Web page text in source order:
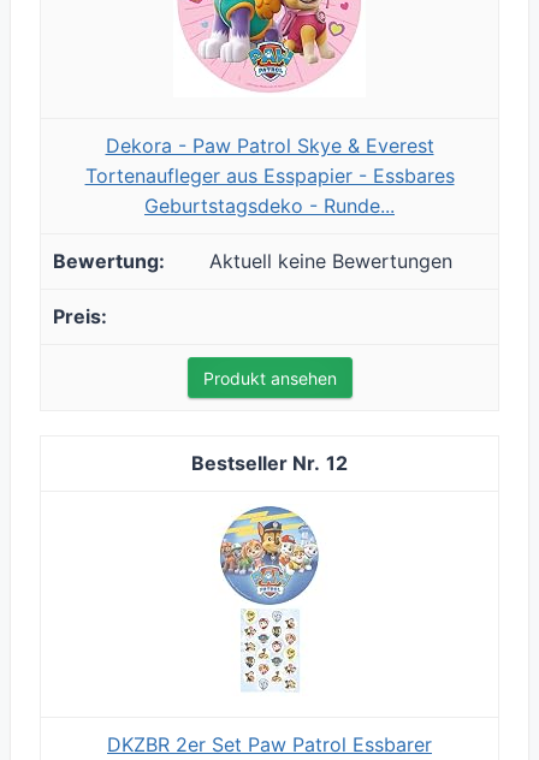
Dekora - Paw Patrol Skye & Everest
Tortenaufleger aus Esspapier - Essbares
Geburtstagsdeko - Runde...
Aktuell keine Bewertungen
Produkt ansehen
12
DKZBR 2er Set Paw Patrol Essbarer